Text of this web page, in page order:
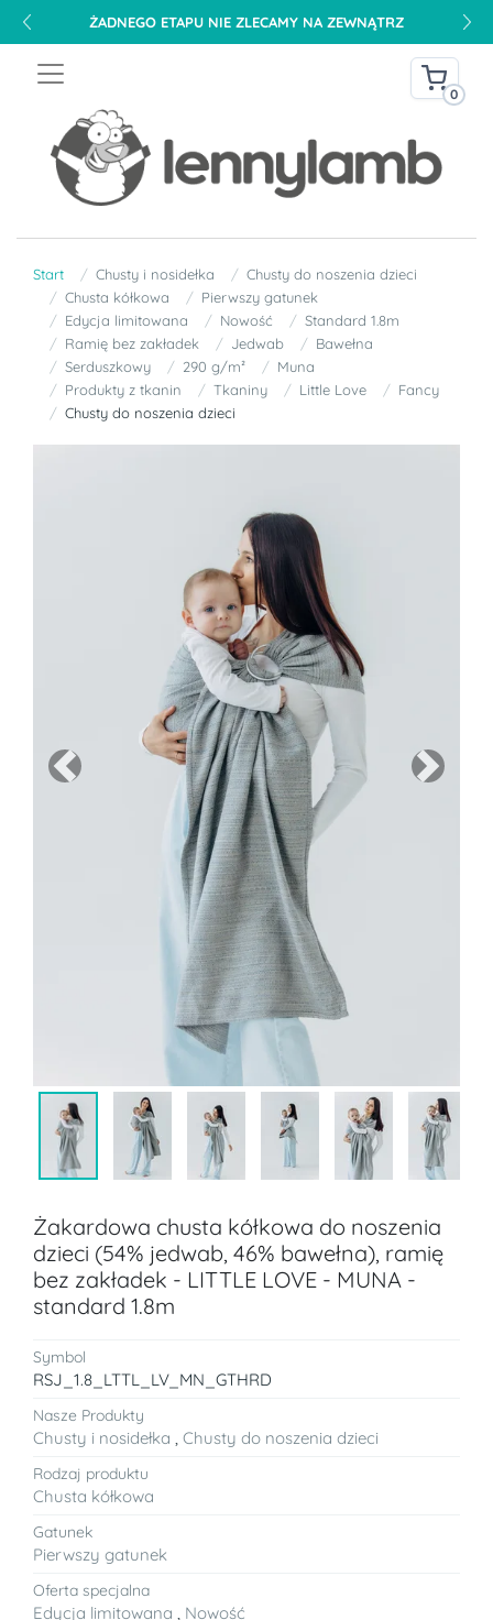
ŻADNEGO ETAPU NIE ZLECAMY NA ZEWNĄTRZ
0
Start Chusty i nosidełka
Chusty do noszenia dzieci
Chusta kółkowa
Pierwszy gatunek
Edycja limitowana
Nowość
Standard 1.8m
Ramię bez zakładek
Jedwab
Bawełna
Serduszkowy
290 g/m²
Muna
Produkty z tkanin
Tkaniny Little Love
Fancy
Chusty do noszenia dzieci
Previous Next
Żakardowa chusta kółkowa do noszenia
dzieci (54% jedwab, 46% bawełna), ramię
bez zakładek - LITTLE LOVE - MUNA -
standard 1.8m
Symbol
RSJ_1.8_LTTL_LV_MN_GTHRD
Nasze Produkty
Chusty i nosidełka Chusty do noszenia dzieci
Rodzaj produktu
Chusta kółkowa
Gatunek
Pierwszy gatunek
Oferta specjalna
Edycja limitowana Nowość